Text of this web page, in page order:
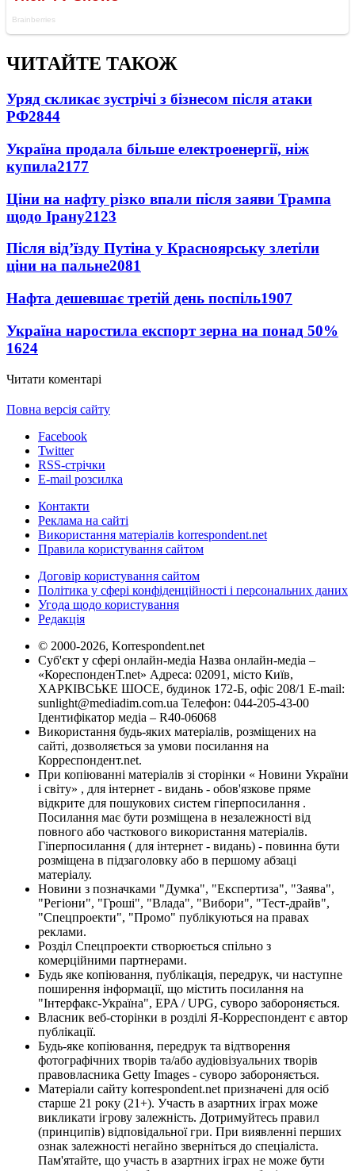
ЧИТАЙТЕ ТАКОЖ
Уряд скликає зустрічі з бізнесом після атаки
РФ2844
Україна продала більше електроенергії, ніж
купила2177
Ціни на нафту різко впали після заяви Трампа
щодо Ірану2123
Після від’їзду Путіна у Красноярську злетіли
ціни на пальне2081
Нафта дешевшає третій день поспіль1907
Україна наростила експорт зерна на понад 50%
1624
Читати коментарі
Повна версія сайту
Facebook
Twitter
RSS-стрічки
E-mail розсилка
Контакти
Реклама на сайті
Використання матеріалів korrespondent.net
Правила користування сайтом
Договір користування сайтом
Політика у сфері конфіденційності і персональних даних
Угода щодо користування
Редакція
© 2000-2026, Korrespondent.net
Суб'єкт у сфері онлайн-медіа Назва онлайн-медіа –
«КореспонденТ.net» Адреса: 02091, місто Київ,
ХАРКІВСЬКЕ ШОСЕ, будинок 172-Б, офіс 208/1 E-mail:
sunlight@mediadim.com.ua Телефон: 044-205-43-00
Ідентифікатор медіа – R40-06068
Використання будь-яких матеріалів, розміщених на
сайті, дозволяється за умови посилання на
Корреспондент.net.
При копіюванні матеріалів зі сторінки « Новини України
і світу» , для інтернет - видань - обов'язкове пряме
відкрите для пошукових систем гіперпосилання .
Посилання має бути розміщена в незалежності від
повного або часткового використання матеріалів.
Гіперпосилання ( для інтернет - видань) - повинна бути
розміщена в підзаголовку або в першому абзаці
матеріалу.
Новини з позначками "Думка", "Експертиза", "Заява",
"Регіони", "Гроші", "Влада", "Вибори", "Тест-драйв",
"Спецпроекти", "Промо" публікуються на правах
реклами.
Розділ Спецпроекти створюється спільно з
комерційними партнерами.
Будь яке копіювання, публікація, передрук, чи наступне
поширення інформації, що містить посилання на
"Інтерфакс-Україна", EPA / UPG, суворо забороняється.
Власник веб-сторінки в розділі Я-Корреспондент є автор
публікації.
Будь-яке копіювання, передрук та відтворення
фотографічних творів та/або аудіовізуальних творів
правовласника Getty Images - суворо забороняється.
Матеріали сайту korrespondent.net призначені для осіб
старше 21 року (21+). Участь в азартних іграх може
викликати ігрову залежність. Дотримуйтесь правил
(принципів) відповідальної гри. При виявленні перших
ознак залежності негайно зверніться до спеціаліста.
Пам'ятайте, що участь в азартних іграх не може бути